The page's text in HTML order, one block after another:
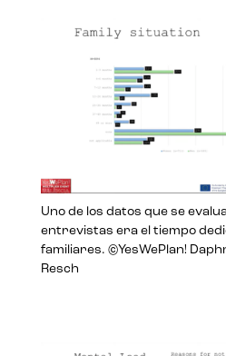
Uno de los datos que se
entrevistas era el tiempo
familiares. ©YesWePlan!
Resch